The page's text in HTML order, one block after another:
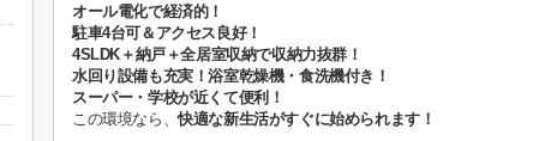
オール電化で経済的！
駐車4台可＆アクセス良好！
4SLDK＋納戸＋全居室収納で収納力抜群！
水回り設備も充実！浴室乾燥機・食洗機付き！
スーパー・学校が近くて便利！
この環境なら、快適な新生活がすぐに始められます！